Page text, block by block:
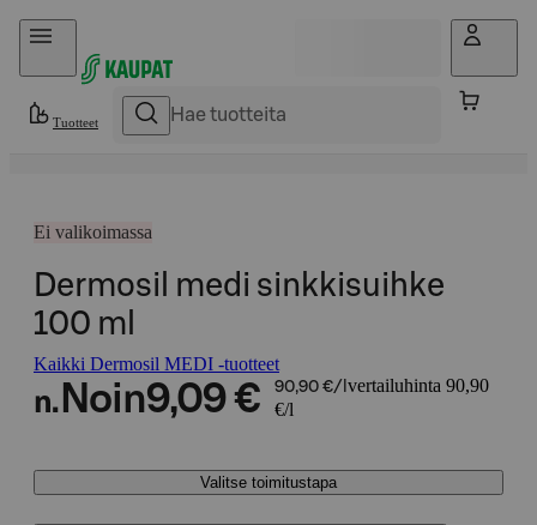
Hyppää sisältöön
Tuotteet
Ei valikoimassa
Dermosil medi sinkkisuihke
100 ml
Kaikki Dermosil MEDI -tuotteet
n. Noin9,09 € 90,90 €/l vertailuhinta 90,90
€/l
Valitse toimitustapa